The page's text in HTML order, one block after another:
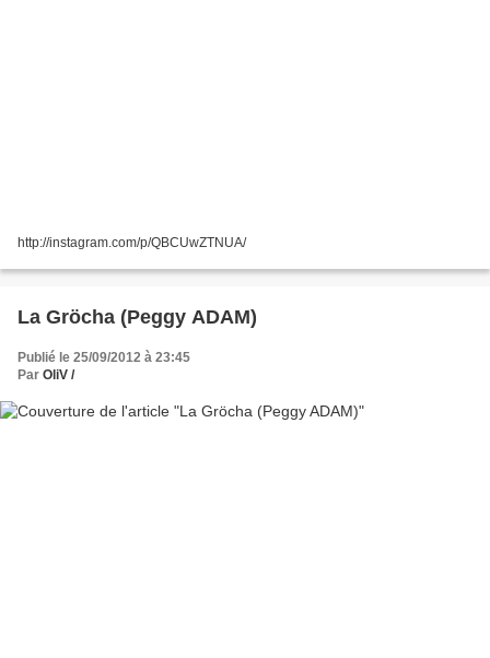
http://instagram.com/p/QBCUwZTNUA/
La Gröcha (Peggy ADAM)
Publié le 25/09/2012 à 23:45
Par OliV /